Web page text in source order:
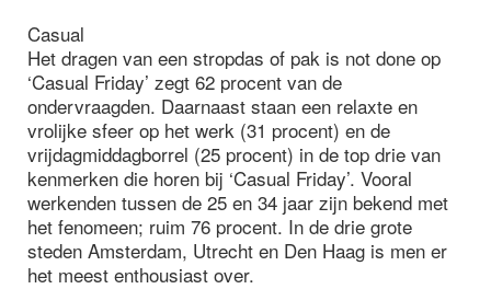
Casual
Het dragen van een stropdas of pak is not done op
‘Casual Friday’ zegt 62 procent van de
ondervraagden. Daarnaast staan een relaxte en
vrolijke sfeer op het werk (31 procent) en de
vrijdagmiddagborrel (25 procent) in de top drie van
kenmerken die horen bij ‘Casual Friday’. Vooral
werkenden tussen de 25 en 34 jaar zijn bekend met
het fenomeen; ruim 76 procent. In de drie grote
steden Amsterdam, Utrecht en Den Haag is men er
het meest enthousiast over.